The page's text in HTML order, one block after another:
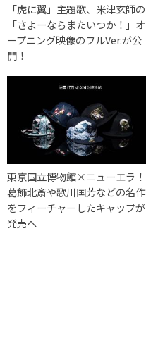
「虎に翼」主題歌、米津玄師の
「さよーならまたいつか！」オ
ープニング映像のフルVer.が公
開！
東京国立博物館×ニューエラ！
葛飾北斎や歌川国芳などの名作
をフィーチャーしたキャップが
発売へ